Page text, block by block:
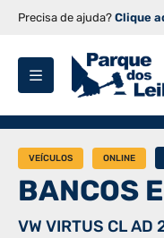
Precisa de ajuda? Clique
VEÍCULOS ONLINE
BANCOS
VW VIRTUS CL